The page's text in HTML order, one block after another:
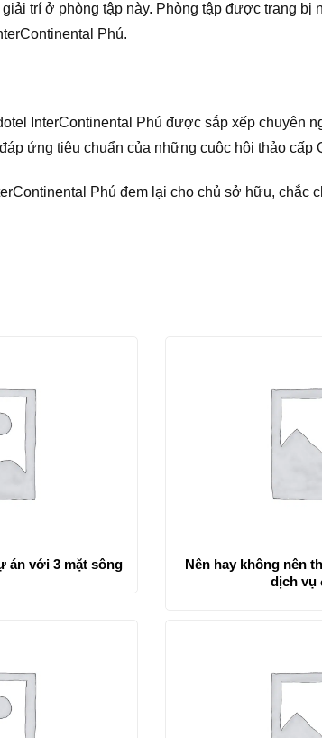
trí ở phòng tập này. Phòng tập được trang
Phú.
InterContinental Phú được sắp xếp chuyên
ứng tiêu chuẩn của những cuộc hội thảo cấp
Phú đem lại cho chủ sở hữu, chắc
án với 3 mặt sông
Nên hay không nên
dịch vụ